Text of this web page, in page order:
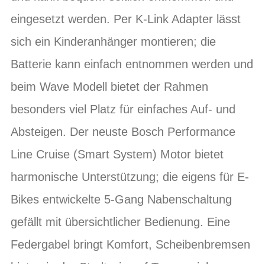
eingesetzt werden. Per K-Link Adapter lässt
sich ein Kinderanhänger montieren; die
Batterie kann einfach entnommen werden und
beim Wave Modell bietet der Rahmen
besonders viel Platz für einfaches Auf- und
Absteigen. Der neuste Bosch Performance
Line Cruise (Smart System) Motor bietet
harmonische Unterstützung; die eigens für E-
Bikes entwickelte 5-Gang Nabenschaltung
gefällt mit übersichtlicher Bedienung. Eine
Federgabel bringt Komfort, Scheibenbremsen